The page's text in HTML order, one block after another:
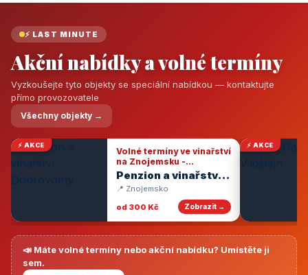
⚡ LAST MINUTE
Akční nabídky a volné termíny
Vyzkoušejte tyto objekty se speciální nabídkou — kontaktujte
přímo provozovatele
Všechny objekty →
⚡ AKCE
Volné termíny ve vinařství
na Znojemsku -
degustace vín
Penzion a vinařství
Dobrovolný
📍 Znojemsko
od 300 Kč
Zobrazit →
⚡ AKCE
📣 Máte volné termíny nebo akční nabídku? Umístěte ji
sem.